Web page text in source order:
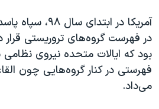
آمریکا در ابتدای
در فهرست گروه‌های تروریستی قرار
بود که ایالات متحده نیروی
فهرستی در کنار گروه‌هایی چون
می‌داد.